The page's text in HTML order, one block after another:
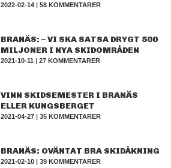
2022-02-14 |58 KOMMENTARER
BRANÄS: – VI SKA SATSA DRYGT 500
MILJONER I NYA SKIDOMRÅDEN
2021-10-11 |27 KOMMENTARER
VINN SKIDSEMESTER I BRANÄS
ELLER KUNGSBERGET
2021-04-27 |35 KOMMENTARER
BRANÄS: OVÄNTAT BRA SKIDÅKNING
2021-02-10 |39 KOMMENTARER